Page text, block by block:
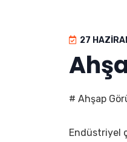
27
# Ahşap
Endüstriyel